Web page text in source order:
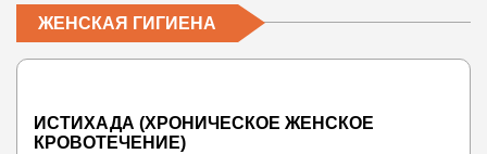
ЖЕНСКАЯ ГИГИЕНА
ИСТИХАДА (ХРОНИЧЕСКОЕ ЖЕНСКОЕ
КРОВОТЕЧЕНИЕ)